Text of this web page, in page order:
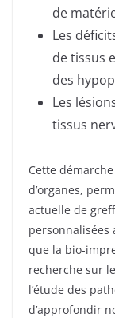
de
Les
de tissus
des
Les
tissus
Cette
d’organes,
actuelle de
personnalisées
que la bio-
recherche sur
l’étude des
d’approfondir